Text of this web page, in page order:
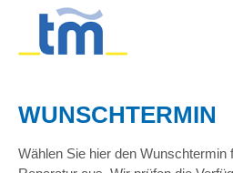
WUNSCHTERMIN
Wählen Sie hier den Wunschtermin